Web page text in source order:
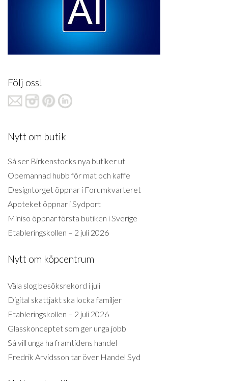
Följ oss!
Nytt om butik
Så ser Birkenstocks nya butiker ut
Obemannad hubb för mat och kaffe
Designtorget öppnar i Forumkvarteret
Apoteket öppnar i Sydport
Miniso öppnar första butiken i Sverige
Etableringskollen – 2 juli 2026
Nytt om köpcentrum
Väla slog besöksrekord i juli
Digital skattjakt ska locka familjer
Etableringskollen – 2 juli 2026
Glasskonceptet som ger unga jobb
Så vill unga ha framtidens handel
Fredrik Arvidsson tar över Handel Syd